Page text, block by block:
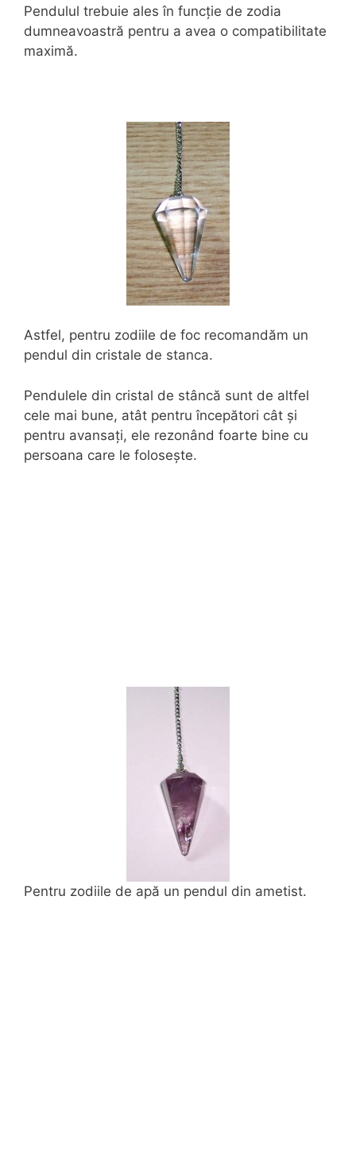
Pendulul trebuie ales în funcție de zodia
dumneavoastră pentru a avea o compatibilitate
maximă.
Astfel, pentru zodiile de foc recomandăm un
pendul din cristale de stanca.
Pendulele din cristal de stâncă sunt de altfel
cele mai bune, atât pentru începători cât și
pentru avansați, ele rezonând foarte bine cu
persoana care le folosește.
Pentru zodiile de apă un pendul din ametist.